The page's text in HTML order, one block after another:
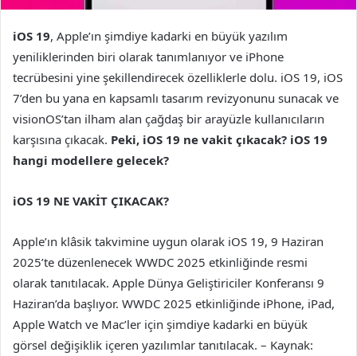
iOS 19, Apple’ın şimdiye kadarki en büyük yazılım
yeniliklerinden biri olarak tanımlanıyor ve iPhone
tecrübesini yine şekillendirecek özelliklerle dolu. iOS 19, iOS
7’den bu yana en kapsamlı tasarım revizyonunu sunacak ve
visionOS’tan ilham alan çağdaş bir arayüzle kullanıcıların
karşısına çıkacak. Peki, iOS 19 ne vakit çıkacak? iOS 19
hangi modellere gelecek?
iOS 19 NE VAKİT ÇIKACAK?
Apple’ın klâsik takvimine uygun olarak iOS 19, 9 Haziran
2025’te düzenlenecek WWDC 2025 etkinliğinde resmi
olarak tanıtılacak. Apple Dünya Geliştiriciler Konferansı 9
Haziran’da başlıyor. WWDC 2025 etkinliğinde iPhone, iPad,
Apple Watch ve Mac’ler için şimdiye kadarki en büyük
görsel değişiklik içeren yazılımlar tanıtılacak. – Kaynak: